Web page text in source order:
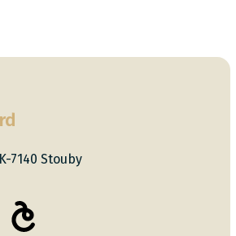
7140 Stouby